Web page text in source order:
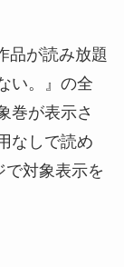
品が読み放題
い。』の全
巻が表示さ
なしで読め
で対象表示を